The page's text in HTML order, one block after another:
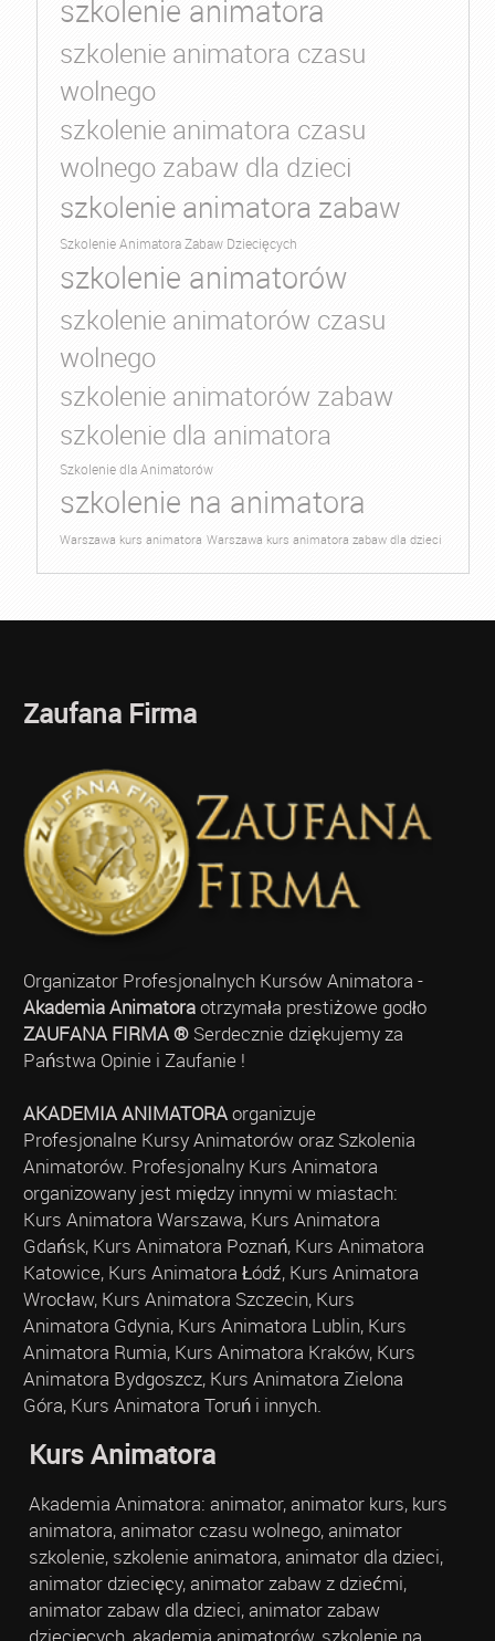
szkolenie animatora
szkolenie animatora czasu
wolnego
szkolenie animatora czasu
wolnego zabaw dla dzieci
szkolenie animatora zabaw
Szkolenie Animatora Zabaw Dziecięcych
szkolenie animatorów
szkolenie animatorów czasu
wolnego
szkolenie animatorów zabaw
szkolenie dla animatora
Szkolenie dla Animatorów
szkolenie na animatora
Warszawa kurs animatora Warszawa kurs animatora zabaw dla dzieci
Zaufana Firma
Organizator Profesjonalnych Kursów Animatora -
Akademia Animatoraotrzymała prestiżowe godło
ZAUFANA FIRMA ®Serdecznie dziękujemy za
Państwa Opinie i Zaufanie !
AKADEMIA ANIMATORAorganizuje
Profesjonalne Kursy Animatorów oraz Szkolenia
Animatorów. Profesjonalny Kurs Animatora
organizowany jest między innymi w miastach:
Kurs Animatora Warszawa, Kurs Animatora
Gdańsk, Kurs Animatora Poznań, Kurs Animatora
Katowice, Kurs Animatora Łódź, Kurs Animatora
Wrocław, Kurs Animatora Szczecin, Kurs
Animatora Gdynia, Kurs Animatora Lublin, Kurs
Animatora Rumia, Kurs Animatora Kraków, Kurs
Animatora Bydgoszcz, Kurs Animatora Zielona
Góra, Kurs Animatora Toruń i innych.
Kurs Animatora
Akademia Animatora: animator, animator kurs, kurs
animatora, animator czasu wolnego, animator
szkolenie, szkolenie animatora, animator dla dzieci,
animator dziecięcy, animator zabaw z dziećmi,
animator zabaw dla dzieci, animator zabaw
dziecięcych, akademia animatorów, szkolenie na